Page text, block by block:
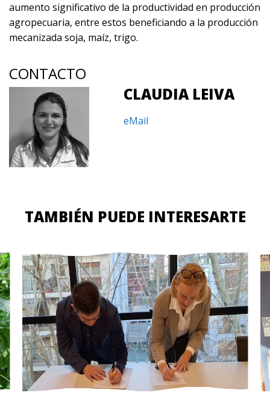
aumento significativo de la productividad en producción
agropecuaria, entre estos beneficiando a la producción
mecanizada soja, maíz, trigo.
CONTACTO
CLAUDIA LEIVA
eMail
TAMBIÉN PUEDE INTERESARTE